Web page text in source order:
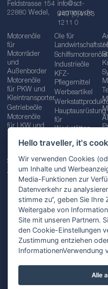
Hello traveller, it's
Wir verwenden Cookies
um Inhalte und
Media-Funktionen zur
Datenverkehr zu
stimme zu“, geben Sie
Weitergabe von
Site mit unseren Partnern.
den Cookie-Einstellungen
Zustimmung entziehen
InformationenVerwendung
Alle
Feldstrasse 154
22880 Wedel,
info@sct-
germany.de
+49 (0)4103
1211 0
Motorenöle
für
Motorräder
und
Außenborder
Motorenöle
für PKW und
Kleintransporter
Getriebeöle
Motorenöle
für LKW und
Betriebs-
Serviceflüssigkeiten
Additive
Fette
Öle für
Schiffsmotorenöle
Industrieöle
KFZ-
Pflegemittel
Werbeartikel
Hauptausrüstung
für
Werkstätten
und
Zusätzliche
Werkzeuge
für
Werkstätten
/
Impressum